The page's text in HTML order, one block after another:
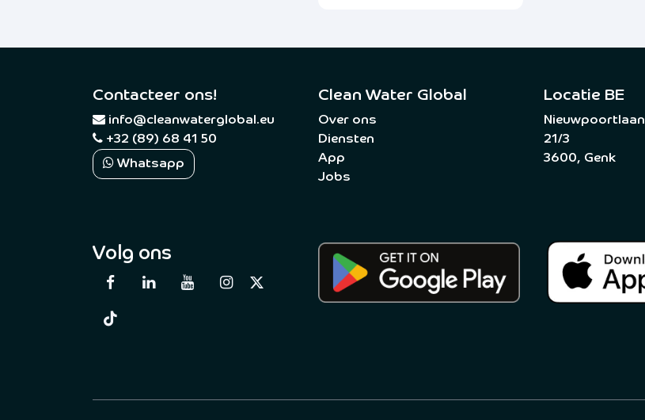
Contacteer ons!
info@cleanwaterglobal.eu
+32 (89) 68 41 50
Whatsapp
Clean Water Global
Over ons
Diensten
App
Jobs
Locatie BE
Nieuwpoortlaan
21/3
3600, Genk
Volg ons